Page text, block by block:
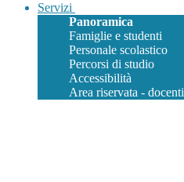
Servizi
Panoramica
Famiglie e studenti
Personale scolastico
Percorsi di studio
Accessibilità
Area riservata - docenti